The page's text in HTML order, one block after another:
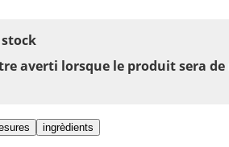
averti lorsque le produit sera
ingrèdients